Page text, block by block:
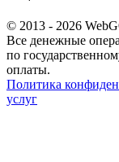
© 2013 - 2026
Все денежные
по
оплаты.
Политика
услуг